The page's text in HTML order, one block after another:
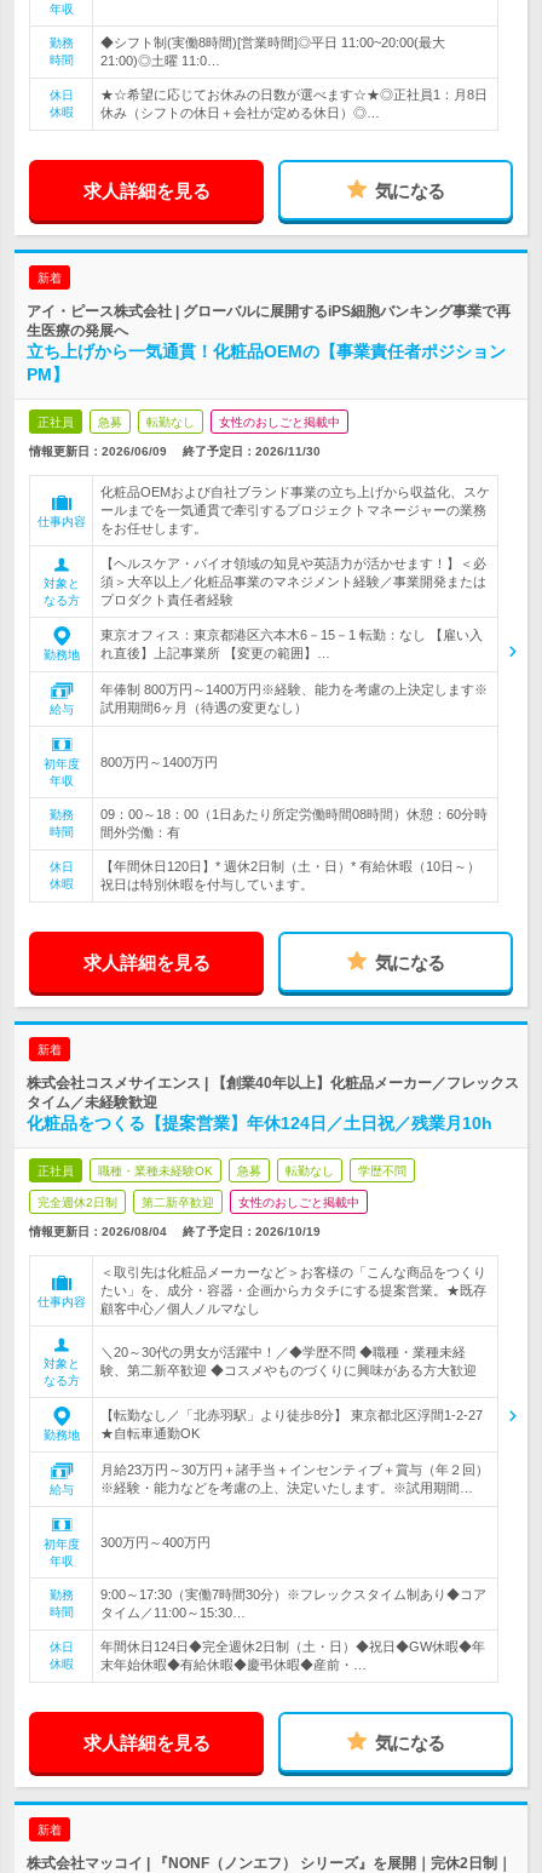
年収
勤務
時間
◆シフト制(実働8時間)[営業時間]◎平日 11:00~20:00(最大
21:00)◎土曜 11:0…
休日
休暇
★☆希望に応じてお休みの日数が選べます☆★◎正社員1：月8日
休み（シフトの休日＋会社が定める休日）◎…
求人詳細を見る 気になる
新着
アイ・ピース株式会社 | グローバルに展開するiPS細胞バンキング事業で再
生医療の発展へ
立ち上げから一気通貫！化粧品OEMの【事業責任者ポジション
PM】
正社員 急募 転勤なし 女性のおしごと掲載中
情報更新日：2026/06/09 終了予定日： 2026/11/30
仕事内容
化粧品OEMおよび自社ブランド事業の立ち上げから収益化、スケ
ールまでを一気通貫で牽引するプロジェクトマネージャーの業務
をお任せします。
対象と
なる方
【ヘルスケア・バイオ領域の知見や英語力が活かせます！】＜必
須＞大卒以上／化粧品事業のマネジメント経験／事業開発または
プロダクト責任者経験
勤務地
東京オフィス：東京都港区六本木6－15－1 転勤：なし 【雇い入
れ直後】上記事業所 【変更の範囲】…
給与
年俸制 800万円～1400万円※経験、能力を考慮の上決定します※
試用期間6ヶ月（待遇の変更なし）
初年度
年収
800万円～1400万円
勤務
時間
09：00～18：00（1日あたり所定労働時間08時間）休憩：60分時
間外労働：有
休日
休暇
【年間休日120日】* 週休2日制（土・日）* 有給休暇（10日～）
祝日は特別休暇を付与しています。
求人詳細を見る 気になる
新着
株式会社コスメサイエンス | 【創業40年以上】化粧品メーカー／フレックス
タイム／未経験歓迎
化粧品をつくる【提案営業】年休124日／土日祝／残業月10h
正社員 職種・業種未経験OK 急募 転勤なし 学歴不問
完全週休2日制 第二新卒歓迎 女性のおしごと掲載中
情報更新日：2026/08/04 終了予定日： 2026/10/19
仕事内容
＜取引先は化粧品メーカーなど＞お客様の「こんな商品をつくり
たい」を、成分・容器・企画からカタチにする提案営業。★既存
顧客中心／個人ノルマなし
対象と
なる方
＼20～30代の男女が活躍中！／◆学歴不問 ◆職種・業種未経
験、第二新卒歓迎 ◆コスメやものづくりに興味がある方大歓迎
勤務地
【転勤なし／「北赤羽駅」より徒歩8分】 東京都北区浮間1-2-27
★自転車通勤OK
給与
月給23万円～30万円＋諸手当＋インセンティブ＋賞与（年２回）
※経験・能力などを考慮の上、決定いたします。※試用期間…
初年度
年収
300万円～400万円
勤務
時間
9:00～17:30（実働7時間30分）※フレックスタイム制あり◆コア
タイム／11:00～15:30…
休日
休暇
年間休日124日◆完全週休2日制（土・日）◆祝日◆GW休暇◆年
末年始休暇◆有給休暇◆慶弔休暇◆産前・…
求人詳細を見る 気になる
新着
株式会社マッコイ | 『NONF（ノンエフ） シリーズ』を展開｜完休2日制｜